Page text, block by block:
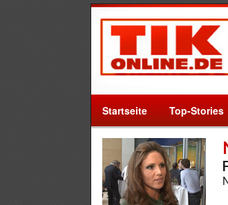
Startseite Top-Stories